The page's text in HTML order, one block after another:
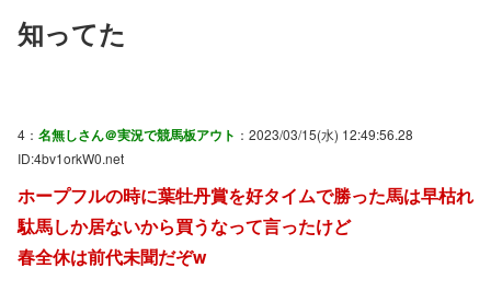
知ってた
4： 名無しさん＠実況で競馬板アウト ：2023/03/15(水) 12:49:56.28
ID:4bv1orkW0.net
ホープフルの時に葉牡丹賞を好タイムで勝った馬は早枯れ
駄馬しか居ないから買うなって言ったけど
春全休は前代未聞だぞw